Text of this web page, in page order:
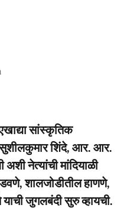
सांस्कृतिक
सुशीलकुमार शिंदे, आर. आर.
नेत्यांची मांदियाळी
शालजोडीतील हाणणे,
जुगलबंदी सुरु व्हायची.